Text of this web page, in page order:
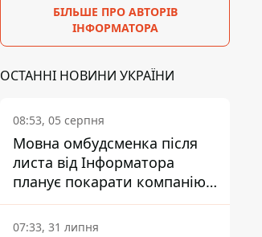
БІЛЬШЕ ПРО АВТОРІВ
ІНФОРМАТОРА
ОСТАННІ НОВИНИ УКРАЇНИ
08:53, 05 серпня
Мовна омбудсменка після
листа від Інформатора
планує покарати компанію-
підрядника ПриватБанку
07:33, 31 липня